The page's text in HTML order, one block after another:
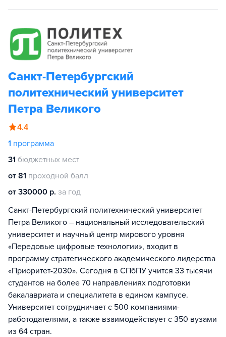
Санкт-Петербургский
политехнический университет
Петра Великого
4.4
1 программа
31 бюджетных мест
от 81 проходной балл
от 330000 р. за год
Санкт-Петербургский политехнический университет
Петра Великого – национальный исследовательский
университет и научный центр мирового уровня
«Передовые цифровые технологии», входит в
программу стратегического академического лидерства
«Приоритет-2030». Сегодня в СПбПУ учится 33 тысячи
студентов на более 70 направлениях подготовки
бакалавриата и специалитета в едином кампусе.
Университет сотрудничает с 500 компаниями-
работодателями, а также взаимодействует с 350 вузами
из 64 стран.